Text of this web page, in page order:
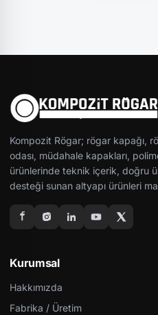
Kompozit Rögar; rögar kapağı,
odası, müdahale kapakları,
ürünlerinde teknik içerik, doğru
desteği sunan altyapı ürünleri
Kurumsal
Hakkımızda
Fabrika / Üretim